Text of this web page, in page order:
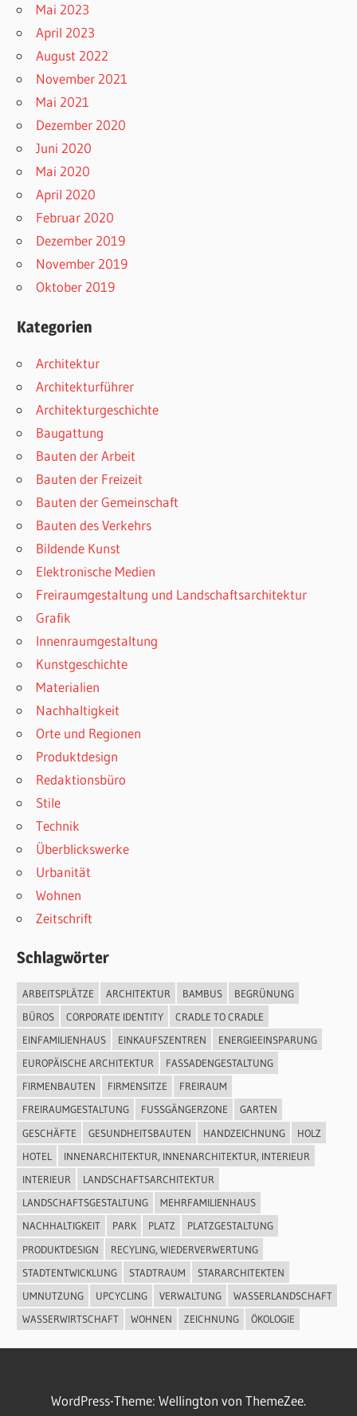
Mai 2023
April 2023
August 2022
November 2021
Mai 2021
Dezember 2020
Juni 2020
Mai 2020
April 2020
Februar 2020
Dezember 2019
November 2019
Oktober 2019
Kategorien
Architektur
Architekturführer
Architekturgeschichte
Baugattung
Bauten der Arbeit
Bauten der Freizeit
Bauten der Gemeinschaft
Bauten des Verkehrs
Bildende Kunst
Elektronische Medien
Freiraumgestaltung und Landschaftsarchitektur
Grafik
Innenraumgestaltung
Kunstgeschichte
Materialien
Nachhaltigkeit
Orte und Regionen
Produktdesign
Redaktionsbüro
Stile
Technik
Überblickswerke
Urbanität
Wohnen
Zeitschrift
Schlagwörter
ARBEITSPLÄTZE ARCHITEKTUR BAMBUS
BEGRÜNUNG
BÜROS
CORPORATE IDENTITY
CRADLE TO CRADLE
EINFAMILIENHAUS
EINKAUFSZENTREN
ENERGIEEINSPARUNG
EUROPÄISCHE ARCHITEKTUR
FASSADENGESTALTUNG
FIRMENBAUTEN
FIRMENSITZE
FREIRAUM
FREIRAUMGESTALTUNG
FUSSGÄNGERZONE
GARTEN
GESCHÄFTE
GESUNDHEITSBAUTEN HANDZEICHNUNG
HOLZ
HOTEL
INNENARCHITEKTUR, INNENARCHITEKTUR, INTERIEUR
INTERIEUR
LANDSCHAFTSARCHITEKTUR
LANDSCHAFTSGESTALTUNG
MEHRFAMILIENHAUS
NACHHALTIGKEIT
PARK PLATZ
PLATZGESTALTUNG
PRODUKTDESIGN
RECYLING, WIEDERVERWERTUNG
STADTENTWICKLUNG
STADTRAUM
STARARCHITEKTEN
UMNUTZUNG
UPCYCLING VERWALTUNG
WASSERLANDSCHAFT
WASSERWIRTSCHAFT
WOHNEN ZEICHNUNG ÖKOLOGIE
WordPress-Theme: Wellington von ThemeZee.